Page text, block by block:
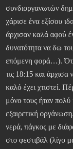
συνδιοργανωτών
χάρισε ένα εξίσου
άρχισαν καλά αφού
δυνατότητα να δω
επόμενη φορά…).
τις 18:15 και
καλό έχει χτιστεί.
μόνο τους ήταν πολύ
εξαιρετική
νερά, πάγκος με
στο φεστιβάλ (λίγο